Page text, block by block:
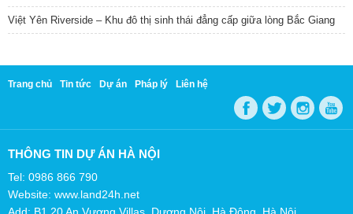
Việt Yên Riverside – Khu đô thị sinh thái đẳng cấp giữa lòng Bắc Giang
Trang chủ Tin tức Dự án Pháp lý Liên hệ
THÔNG TIN DỰ ÁN HÀ NỘI
Tel: 0986 866 790
Website: www.land24h.net